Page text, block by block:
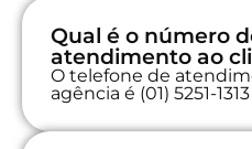
Qual é o número
atendimento ao
O telefone de
agência é (01) 5251-1313